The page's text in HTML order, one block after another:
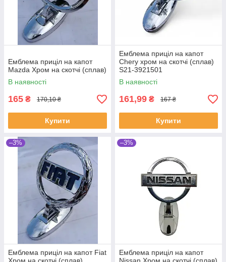
Емблема приціл на капот
Mazda Хром на скотчі (сплав)
В наявності
165 ₴ 170,10 ₴
Купити
Емблема приціл на капот
Chery хром на скотчі (сплав)
S21-3921501
В наявності
161,99 ₴ 167 ₴
Купити
–3%
Емблема приціл на капот Fiat
–3%
Емблема приціл на капот